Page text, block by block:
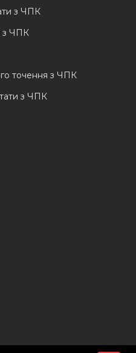
з ЧПК
з ЧПК
точення з ЧПК
з ЧПК